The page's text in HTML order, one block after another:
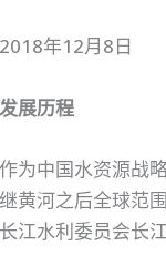
2018年12月8日
发展历程
作为中国水资源战
继黄河之后全球范
长江水利委员会长江